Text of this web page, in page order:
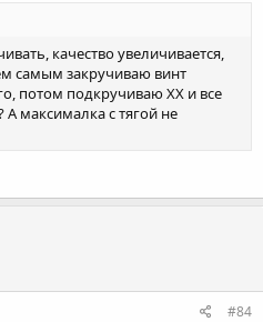
качество увеличивается,
самым закручиваю винт
потом подкручиваю ХХ и все
максималка с тягой не
#84